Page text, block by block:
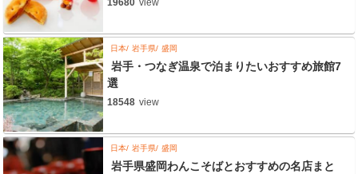
19680 view
日本 岩手県 盛岡
岩手・つなぎ温泉で泊まりたいおすすめ旅館7
選
18548 view
日本 岩手県 盛岡
岩手県盛岡わんこそばとおすすめの名店まと